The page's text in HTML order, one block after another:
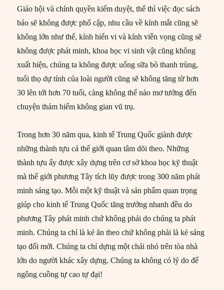
Giáo hội và chính quyền kiểm duyệt, thế thì việc đọc sách
báo sẽ không được phổ cập, nhu cầu về kính mắt cũng sẽ
không lớn như thế, kính hiển vi và kính viễn vọng cũng sẽ
không được phát minh, khoa học vi sinh vật cũng không
xuất hiện, chúng ta không được uống sữa bò thanh trùng,
tuổi thọ dự tính của loài người cũng sẽ không tăng từ hơn
30 lên tới hơn 70 tuổi, càng không thể nào mơ tưởng đến
chuyện thám hiểm không gian vũ trụ.
Trong hơn 30 năm qua, kinh tế Trung Quốc giành được
những thành tựu cả thế giới quan tâm dõi theo. Những
thành tựu ấy được xây dựng trên cơ sở khoa học kỹ thuật
mà thế giới phương Tây tích lũy được trong 300 năm phát
minh sáng tạo. Mỗi một kỹ thuật và sản phẩm quan trọng
giúp cho kinh tế Trung Quốc tăng trưởng nhanh đều do
phương Tây phát minh chứ không phải do chúng ta phát
minh. Chúng ta chỉ là kẻ ăn theo chứ không phải là kẻ sáng
tạo đổi mới. Chúng ta chỉ dựng một chái nhỏ trên tòa nhà
lớn do người khác xây dựng. Chúng ta không có lý do để
ngông cuồng tự cao tự đại!